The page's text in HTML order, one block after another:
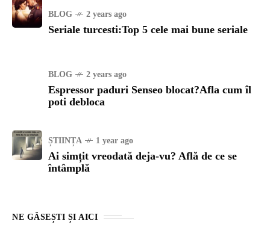
BLOG 2 years ago
Seriale turcesti:Top 5 cele mai bune seriale
BLOG 2 years ago
Espressor paduri Senseo blocat?Afla cum îl
poti debloca
ȘTIINȚA 1 year ago
Ai simțit vreodată deja-vu? Află de ce se
întâmplă
NE GĂSEȘTI ȘI AICI